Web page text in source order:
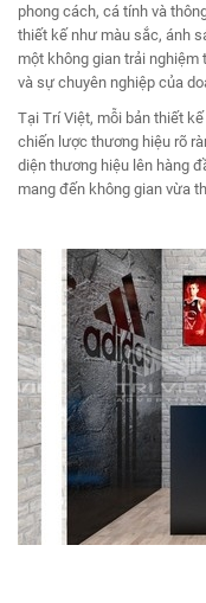
phong cách, cá tính và
thiết kế như màu sắc, ánh
một không gian trải
và sự chuyên nghiệp của
Tại Trí Việt, mỗi bản thiết
chiến lược thương hiệu rõ
diện thương hiệu lên hàng
mang đến không gian vừa